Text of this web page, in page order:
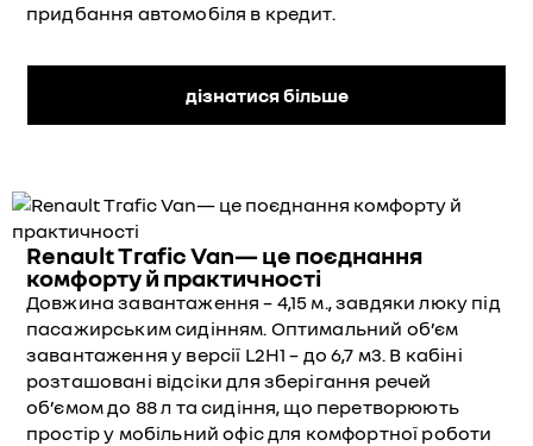
придбання автомобіля в кредит.
дізнатися більше
Renault Trafic Van— це поєднання
комфорту й практичності
Довжина завантаження – 4,15 м., завдяки люку під
пасажирським сидінням. Оптимальний об’єм
завантаження у версії L2H1 – до 6,7 м3. В кабіні
розташовані відсіки для зберігання речей
об’ємом до 88 л та сидіння, що перетворюють
простір у мобільний офіс для комфортної роботи